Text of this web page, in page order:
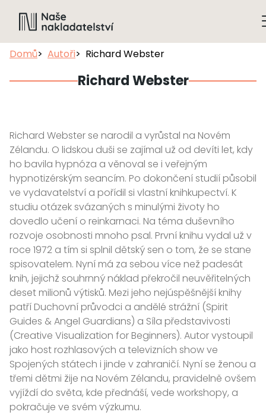
Domů Autoři Richard Webster
Richard Webster
Richard Webster se narodil a vyrůstal na Novém
Zélandu. O lidskou duši se zajímal už od devíti let, kdy
ho bavila hypnóza a věnoval se i veřejným
hypnotizérským seancím. Po dokončení studií působil
ve vydavatelství a pořídil si vlastní knihkupectví. K
studiu otázek svázaných s minulými životy ho
dovedlo učení o reinkarnaci. Na téma duševního
rozvoje osobnosti mnoho psal. První knihu vydal už v
roce 1972 a tím si splnil dětský sen o tom, že se stane
spisovatelem. Nyní má za sebou více než padesát
knih, jejichž souhrnný náklad překročil neuvěřitelných
deset milionů výtisků. Mezi jeho nejúspěšnější knihy
patří Duchovní průvodci a andělé strážní (Spirit
Guides & Angel Guardians) a Síla představivosti
(Creative Visualization for Beginners). Autor vystoupil
jako host rozhlasových a televizních show ve
Spojených státech i jinde v zahraničí. Nyní se ženou a
třemi dětmi žije na Novém Zélandu, pravidelně ovšem
vyjíždí do světa, kde přednáší, vede workshopy, a
pokračuje ve svém výzkumu.